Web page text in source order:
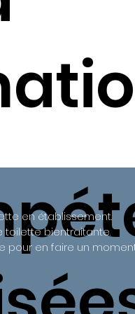
en établissement.
toilette bientraitante.
pour en faire un